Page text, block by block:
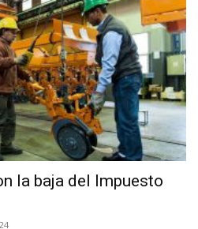
la baja del Impuesto